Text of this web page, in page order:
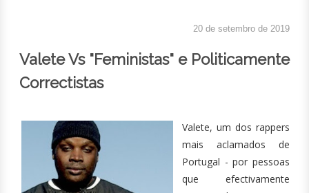
20 de setembro de 2019
Valete Vs "Feministas" e Politicamente
Correctistas
Valete, um dos rappers
mais aclamados de
Portugal - por pessoas
que efectivamente